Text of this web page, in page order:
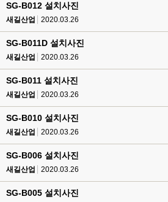
SG-B012 설치사진
새길산업 2020.03.26
SG-B011D 설치사진
새길산업 2020.03.26
SG-B011 설치사진
새길산업 2020.03.26
SG-B010 설치사진
새길산업 2020.03.26
SG-B006 설치사진
새길산업 2020.03.26
SG-B005 설치사진